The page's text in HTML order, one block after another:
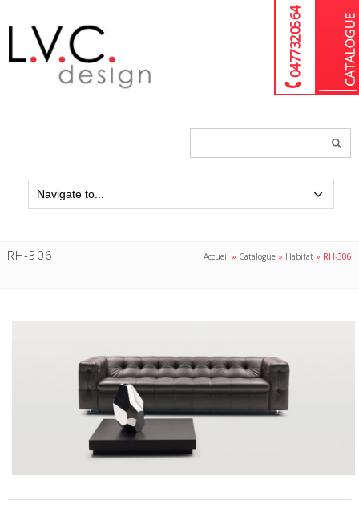
04 77 32 05 64
RH-306 Accueil » Catalogue » Habitat » RH-306